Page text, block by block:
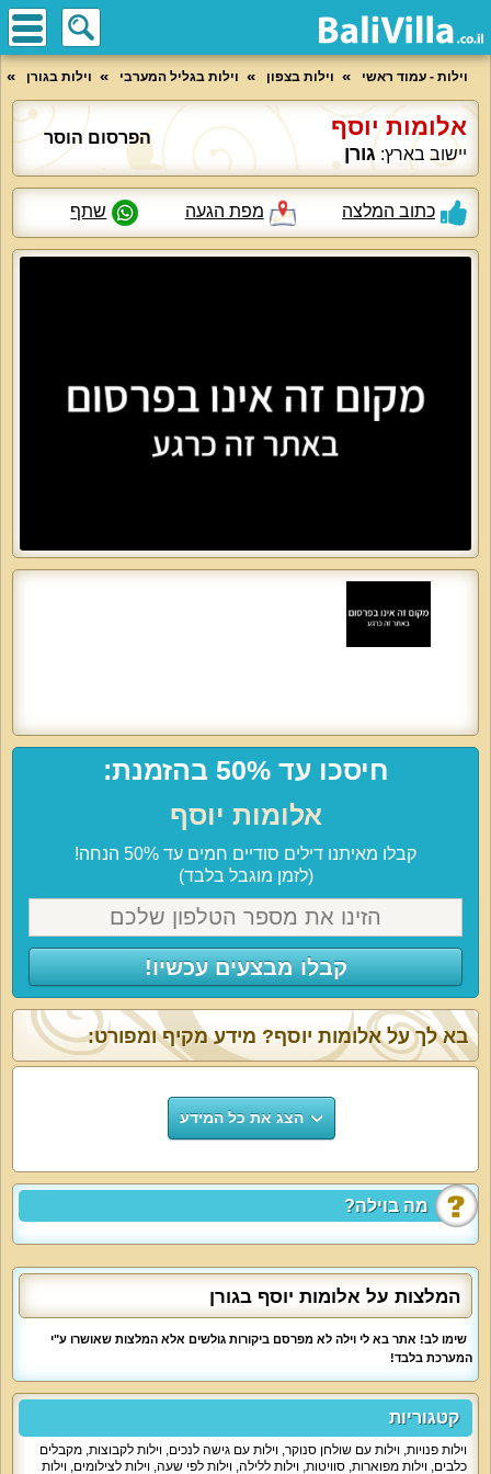
וילות - עמוד ראשי וילות בצפון וילות בגליל המערבי וילות בגורן
אלומות יוסף
יישוב בארץ: גורן
הפרסום הוסר
כתוב המלצה מפת הגעה שתף
חיסכו עד 50% בהזמנת:
אלומות יוסף
קבלו מאיתנו דילים סודיים חמים עד 50% הנחה!
(לזמן מוגבל בלבד)
קבלו מבצעים עכשיו!
מה בוילה?
בא לך על אלומות יוסף? מידע מקיף ומפורט:
הצג את כל המידע
המלצות על אלומות יוסף בגורן
שימו לב! אתר בא לי וילה לא מפרסם ביקורות גולשים אלא המלצות שאושרו ע"י
המערכת בלבד!
קטגוריות
וילות פנויות, וילות עם שולחן סנוקר, וילות עם גישה לנכים, וילות לקבוצות, מקבלים
כלבים, וילות מפוארות, סוויטות, וילות ללילה, וילות לפי שעה, וילות לצילומים, וילות